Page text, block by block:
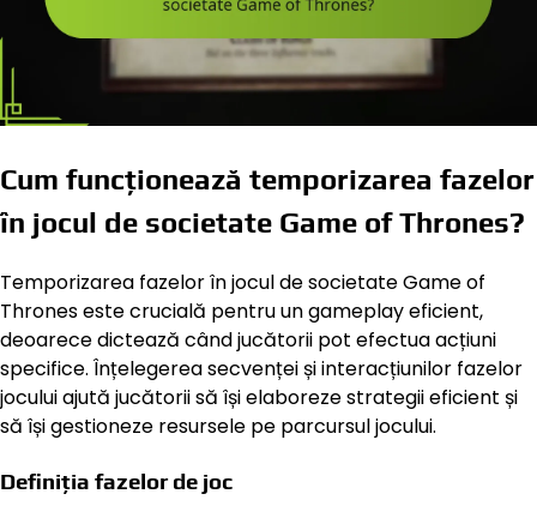
Cum funcționează temporizarea fazelor
în jocul de societate Game of Thrones?
Temporizarea fazelor în jocul de societate Game of
Thrones este crucială pentru un gameplay eficient,
deoarece dictează când jucătorii pot efectua acțiuni
specifice. Înțelegerea secvenței și interacțiunilor fazelor
jocului ajută jucătorii să își elaboreze strategii eficient și
să își gestioneze resursele pe parcursul jocului.
Definiția fazelor de joc